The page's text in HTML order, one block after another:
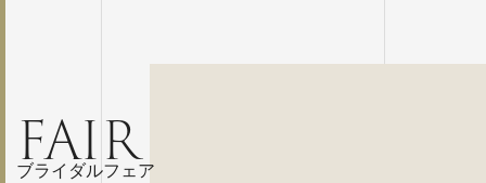
FAIR
ブライダルフェア